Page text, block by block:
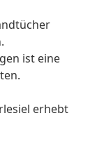
ist eine
erhebt